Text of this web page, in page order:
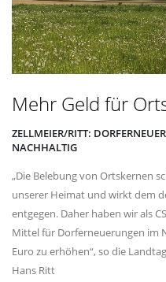
Mehr Geld für
ZELLMEIER/RITT:
NACHHALTIG
Die Belebung von Ortskernen
unserer Heimat und wirkt dem
entgegen. Daher haben wir als
Mittel für Dorferneuerungen im
Euro zu erhöhen“, so die
Hans Ritt